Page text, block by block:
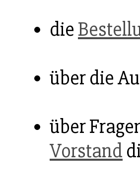
die
über die
über
Vorstand